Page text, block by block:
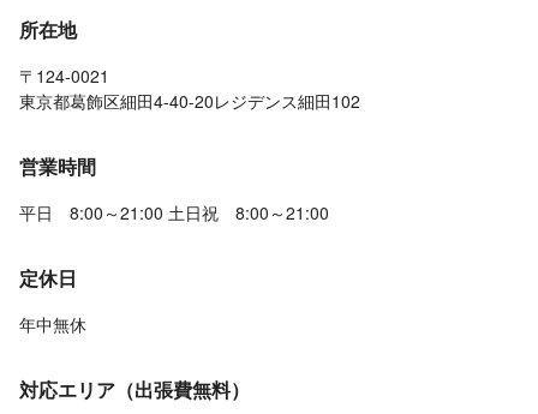
所在地
〒124-0021
東京都葛飾区細田4-40-20レジデンス細田102
営業時間
平日 8:00～21:00 土日祝 8:00～21:00
定休日
年中無休
対応エリア（出張費無料）